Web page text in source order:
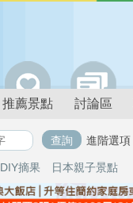
推薦景點 討論區
進階選項
DIY摘果 日本親子景點